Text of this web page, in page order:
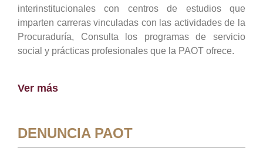
interinstitucionales con centros de estudios que
imparten carreras vinculadas con las actividades de la
Procuraduría, Consulta los programas de servicio
social y prácticas profesionales que la PAOT ofrece.
Ver más
DENUNCIA PAOT